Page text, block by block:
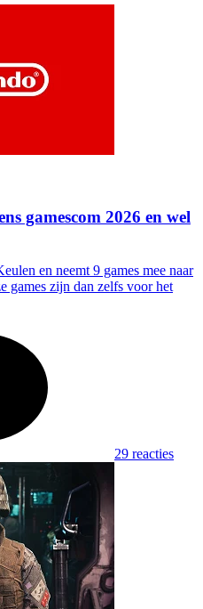
gamescom 2026 en wel
en neemt 9 games mee naar
games zijn dan zelfs voor het
29 reacties